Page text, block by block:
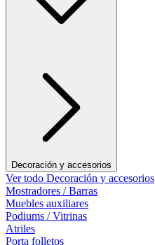
Decoración y accesorios
Ver todo Decoración y accesorios
Mostradores / Barras
Muebles auxiliares
Podiums / Vitrinas
Atriles
Porta folletos